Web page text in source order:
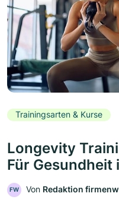
Trainingsarten & Kurse
Longevity
Für Gesundheit
FW Von Redaktion